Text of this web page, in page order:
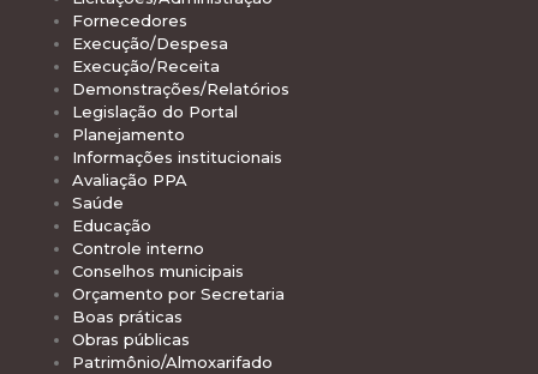
Fornecedores
Execução/Despesa
Execução/Receita
Demonstrações/Relatórios
Legislação do Portal
Planejamento
Informações institucionais
Avaliação PPA
Saúde
Educação
Controle interno
Conselhos municipais
Orçamento por Secretaria
Boas práticas
Obras públicas
Patrimônio/Almoxarifado